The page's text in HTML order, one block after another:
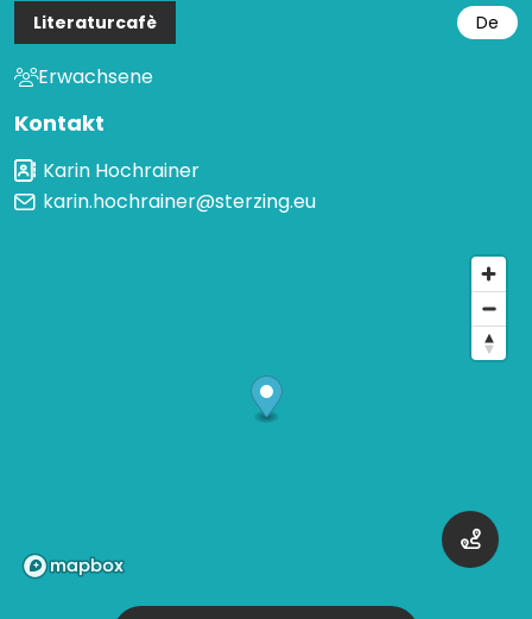
Literaturcafè De
Erwachsene
Kontakt
Karin Hochrainer
karin.hochrainer@sterzing.eu